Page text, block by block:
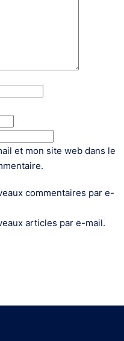
et mon site web dans le
commentaires par e-
articles par e-mail.